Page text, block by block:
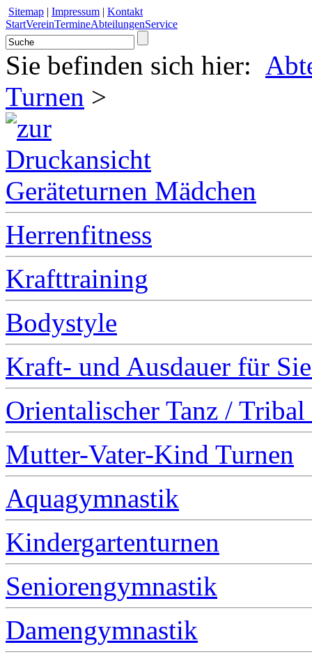
Sitemap | Impressum | Kontakt
StartVereinTermineAbteilungenService
Sie befinden sich hier:
Turnen >
Geräteturnen Mädchen
Herrenfitness
Krafttraining
Bodystyle
Kraft- und Ausdauer für
Orientalischer Tanz /
Mutter-Vater-Kind Turnen
Aquagymnastik
Kindergartenturnen
Seniorengymnastik
Damengymnastik